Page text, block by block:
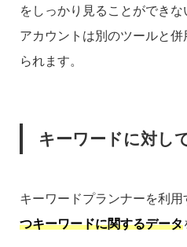
をしっかり見ることができ
アカウントは別のツールと
られます。
キーワードに対し
キーワードプランナーを利用
つキーワードに関するデータ